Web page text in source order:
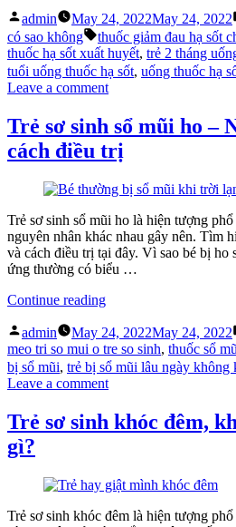
hạ
sốt
quá
liều
có
sao
không?
Khi
nào
nên
uống?”
Posted
by
admin May 24, 2022May 24, 2022
có sao không
Tags:
thuốc giảm đau hạ sốt
thuốc hạ sốt xuất huyết, trẻ 2 tháng
tuổi uống thuốc hạ sốt, uống thuốc hạ
Leave a commenton
thuốc
hạ
sốt
liều
có
sao
không?
Khi
nào
Trẻ sơ sinh sổ mũi ho –
cách điều trị
Trẻ sơ sinh sổ mũi ho là hiện tượng
nguyên nhân khác nhau gây nên. Tìm
và cách điều trị tại đây. Vì sao bé bị
ứng thường có biểu …
Continue reading“Trẻ
sinh
sổ
mũi
ho
Nguyên
nhân
điều
trị”
Posted
by
admin May 24, 2022May 24, 2022
meo tri so mui o tre so sinh, thuốc sổ
bị sổ mũi, trẻ bị sổ mũi lâu ngày không
Leave a commenton
sơ
sinh
ho
–
Nguyên
Trẻ sơ sinh khóc đêm,
gì?
Trẻ sơ sinh khóc đêm là hiện tượng